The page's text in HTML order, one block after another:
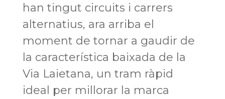
han tingut circuits i carrers
alternatius, ara arriba el
moment de tornar a gaudir de
la característica baixada de la
Via Laietana, un tram ràpid
ideal per millorar la marca